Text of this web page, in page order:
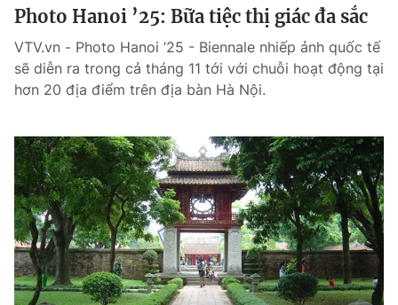
Photo Hanoi ’25: Bữa tiệc thị giác đa sắc
VTV.vn - Photo Hanoi ’25 - Biennale nhiếp ảnh quốc tế
sẽ diễn ra trong cả tháng 11 tới với chuỗi hoạt động tại
hơn 20 địa điểm trên địa bàn Hà Nội.